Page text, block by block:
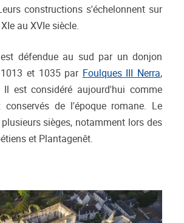
constructions s'échelonnent sur
au XVIe siècle.
défendue au sud par un donjon
et 1035 par Foulques III Nerra,
Il est considéré aujourd'hui comme
de l'époque romane. Le
sièges, notamment lors des
et Plantagenêt.